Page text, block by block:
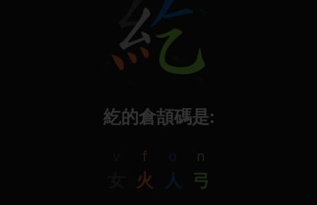
紇的倉頡碼是:
f
火
o
人
n
弓